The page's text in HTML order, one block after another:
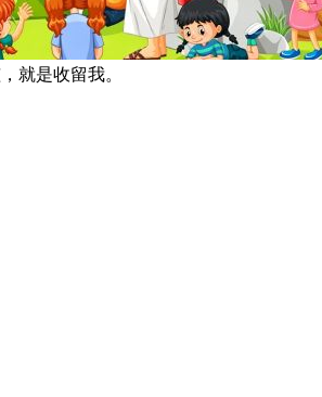
就是收留我。